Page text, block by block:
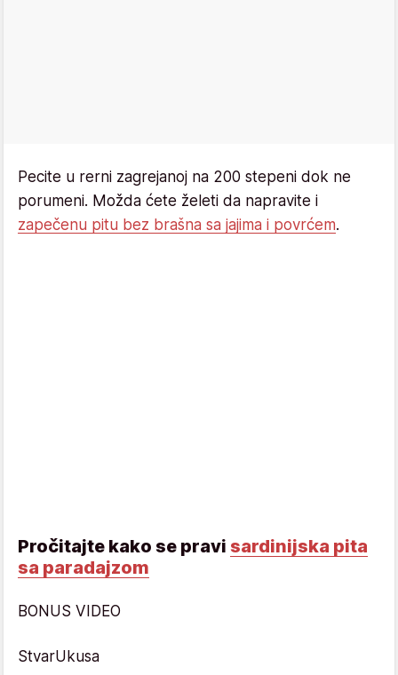
Pecite u rerni zagrejanoj na 200 stepeni dok ne
porumeni. Možda ćete želeti da napravite i
zapečenu pitu bez brašna sa jajima i povrćem.
Pročitajte kako se pravi sardinijska pita
sa paradajzom
BONUS VIDEO
StvarUkusa